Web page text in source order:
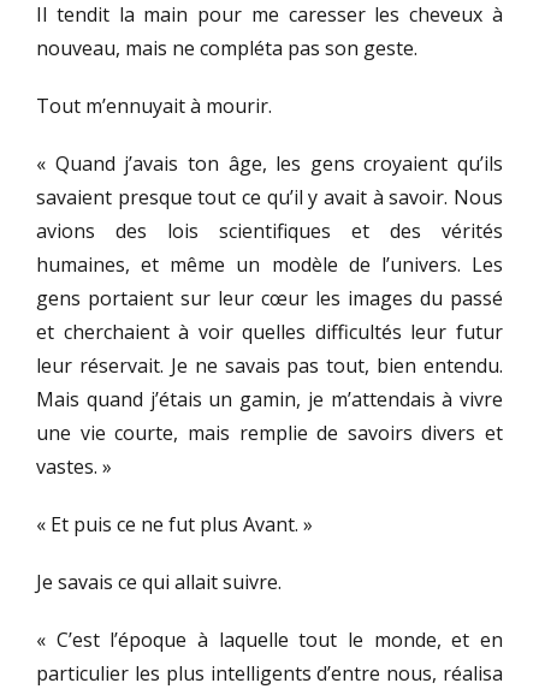
Il tendit la main pour me caresser les cheveux à
nouveau, mais ne compléta pas son geste.
Tout m’ennuyait à mourir.
« Quand j’avais ton âge, les gens croyaient qu’ils
savaient presque tout ce qu’il y avait à savoir. Nous
avions des lois scientifiques et des vérités
humaines, et même un modèle de l’univers. Les
gens portaient sur leur cœur les images du passé
et cherchaient à voir quelles difficultés leur futur
leur réservait. Je ne savais pas tout, bien entendu.
Mais quand j’étais un gamin, je m’attendais à vivre
une vie courte, mais remplie de savoirs divers et
vastes. »
« Et puis ce ne fut plus Avant. »
Je savais ce qui allait suivre.
« C’est l’époque à laquelle tout le monde, et en
particulier les plus intelligents d’entre nous, réalisa